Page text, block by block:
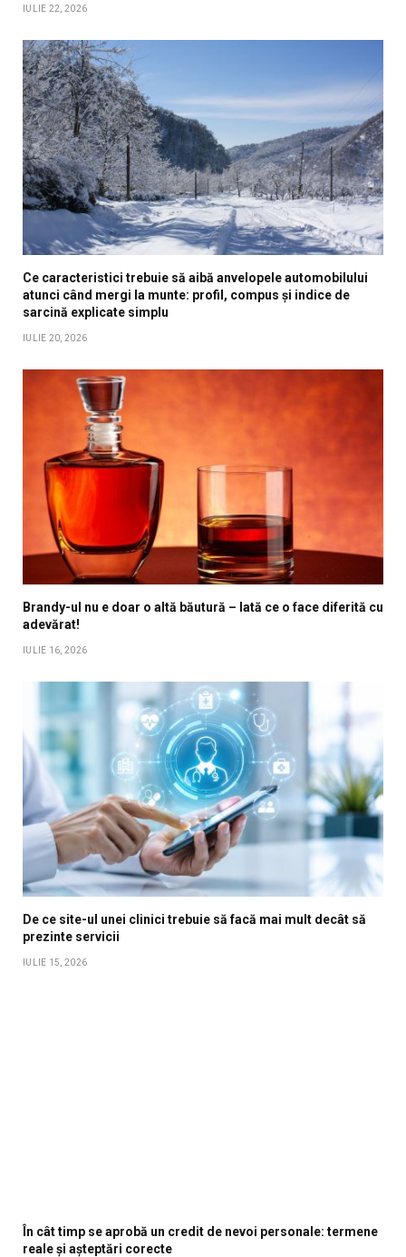
IULIE 22, 2026
Ce caracteristici trebuie să aibă anvelopele automobilului
atunci când mergi la munte: profil, compus și indice de
sarcină explicate simplu
IULIE 20, 2026
Brandy-ul nu e doar o altă băutură – Iată ce o face diferită cu
adevărat!
IULIE 16, 2026
De ce site-ul unei clinici trebuie să facă mai mult decât să
prezinte servicii
IULIE 15, 2026
În cât timp se aprobă un credit de nevoi personale: termene
reale și așteptări corecte